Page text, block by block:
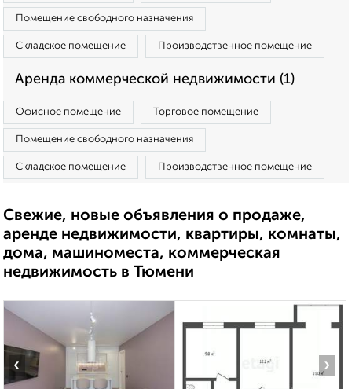
Помещение свободного назначения
Складское помещение Производственное помещение
Аренда коммерческой недвижимости (1)
Офисное помещение Торговое помещение
Помещение свободного назначения
Складское помещение Производственное помещение
Свежие, новые объявления о продаже,
аренде недвижимости, квартиры, комнаты,
дома, машиноместа, коммерческая
недвижимость в Тюмени
‹ ›